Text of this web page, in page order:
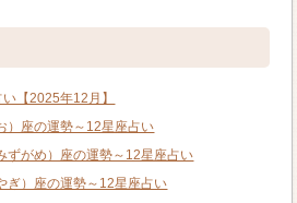
【2025年12月】
）座の運勢～12星座占い
ずがめ）座の運勢～12星座占い
ぎ）座の運勢～12星座占い